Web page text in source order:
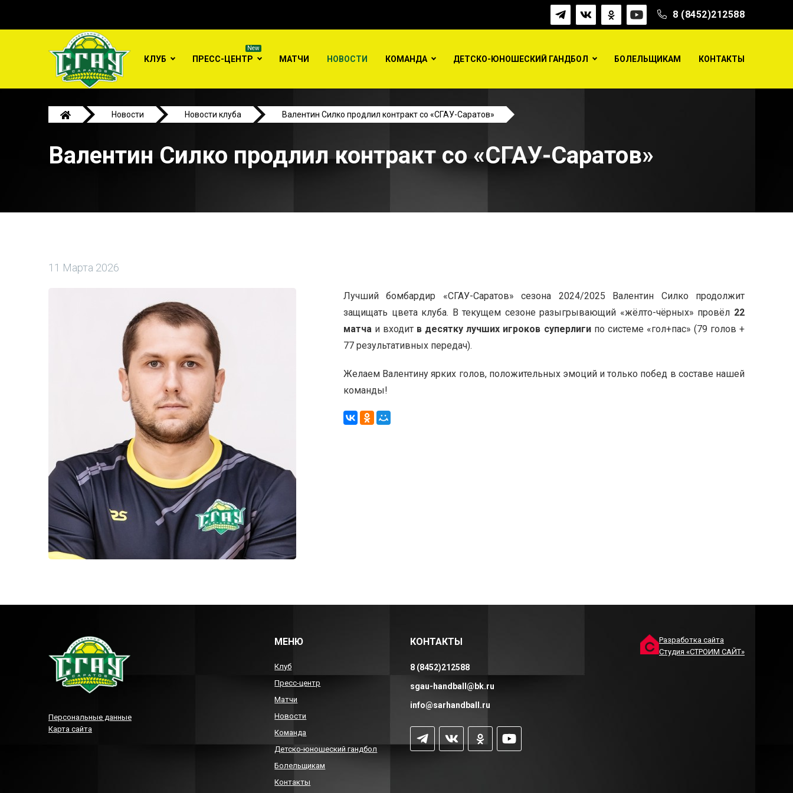
8 (8452)212588
КЛУБ ПРЕСС-ЦЕНТР МАТЧИ НОВОСТИ КОМАНДА ДЕТСКО-ЮНОШЕСКИЙ ГАНДБОЛ БОЛЕЛЬЩИКАМ КОНТАКТЫ
Новости Новости клуба Валентин Силко продлил контракт со «СГАУ-Саратов»
Валентин Силко продлил контракт со «СГАУ-Саратов»
11 Марта 2026
Лучший бомбардир «СГАУ-Саратов» сезона 2024/2025 Валентин Силко продолжит
защищать цвета клуба. В текущем сезоне разыгрывающий «жёлто-чёрных» провёл 22
матча и входит в десятку лучших игроков суперлигипо системе «гол+пас» (79 голов +
77 результативных передач).
Желаем Валентину ярких голов, положительных эмоций и только побед в составе нашей
команды!
Персональные данные
Карта сайта
МЕНЮ
Клуб
Пресс-центр
Матчи
Новости
Команда
Детско-юношеский гандбол
Болельщикам
Контакты
КОНТАКТЫ
8 (8452)212588
sgau-handball@bk.ru
info@sarhandball.ru
Разработка сайта
Студия «СТРОИМ САЙТ»